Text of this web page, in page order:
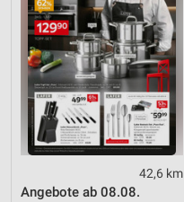
42,6 km
Angebote ab 08.08.